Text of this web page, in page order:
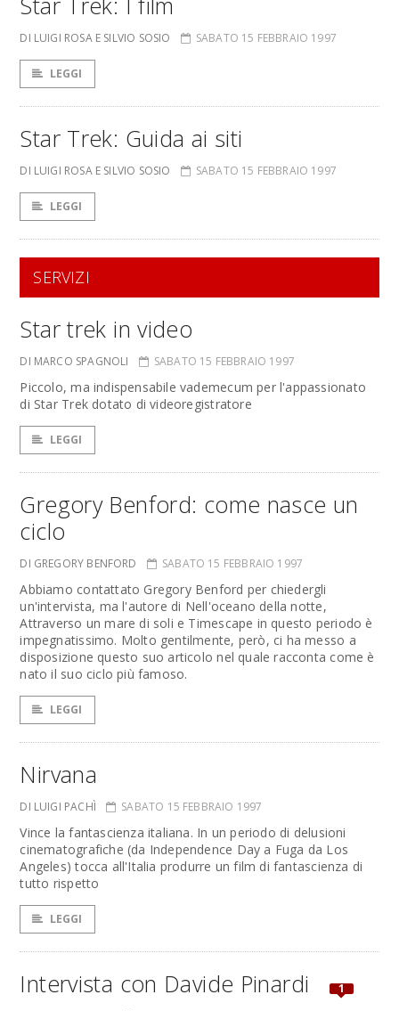
DI LUIGI ROSA E SILVIO SOSIO SABATO 15 FEBBRAIO 1997
LEGGI
Star Trek: Guida ai siti
DI LUIGI ROSA E SILVIO SOSIO SABATO 15 FEBBRAIO 1997
LEGGI
SERVIZI
Star trek in video
DI MARCO SPAGNOLI SABATO 15 FEBBRAIO 1997
Piccolo, ma indispensabile vademecum per l'appassionato
di Star Trek dotato di videoregistratore
LEGGI
Gregory Benford: come nasce un
ciclo
DI GREGORY BENFORD SABATO 15 FEBBRAIO 1997
Abbiamo contattato Gregory Benford per chiedergli
un'intervista, ma l'autore di Nell'oceano della notte,
Attraverso un mare di soli e Timescape in questo periodo è
impegnatissimo. Molto gentilmente, però, ci ha messo a
disposizione questo suo articolo nel quale racconta come è
nato il suo ciclo più famoso.
LEGGI
Nirvana
DI LUIGI PACHÌ SABATO 15 FEBBRAIO 1997
Vince la fantascienza italiana. In un periodo di delusioni
cinematografiche (da Independence Day a Fuga da Los
Angeles) tocca all'Italia produrre un film di fantascienza di
tutto rispetto
LEGGI
Intervista con Davide Pinardi
1